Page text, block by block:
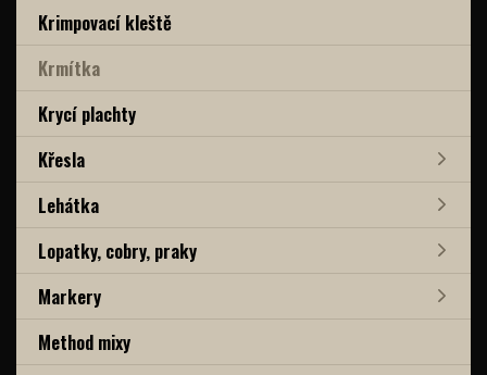
Krimpovací kleště
Krmítka
Krycí plachty
Křesla
Lehátka
Lopatky, cobry, praky
Markery
Method mixy